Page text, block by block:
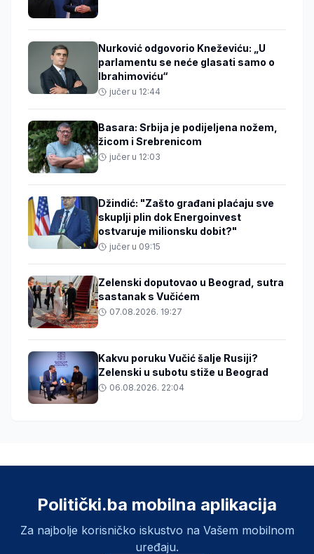
Nurković odgovorio Kneževiću: „U
parlamentu se neće glasati samo o
Ibrahimoviću“
jučer u 12:44
Basara: Srbija je podijeljena nožem,
žicom i Srebrenicom
jučer u 12:03
Džindić: "Zašto građani plaćaju sve
skuplji plin dok Energoinvest
ostvaruje milionsku dobit?"
jučer u 09:15
Zelenski doputovao u Beograd, sutra
sastanak s Vučićem
07.08.2026. 19:27
Kakvu poruku Vučić šalje Rusiji?
Zelenski u subotu stiže u Beograd
06.08.2026. 22:04
Politički.ba mobilna aplikacija
Za najbolje korisničko iskustvo na Vašem mobilnom
uređaju.